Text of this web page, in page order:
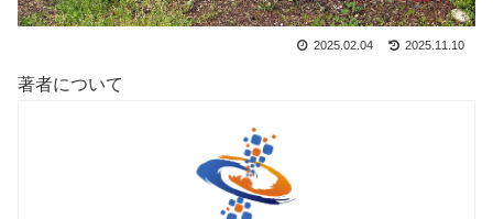
2025.02.04 2025.11.10
著者について